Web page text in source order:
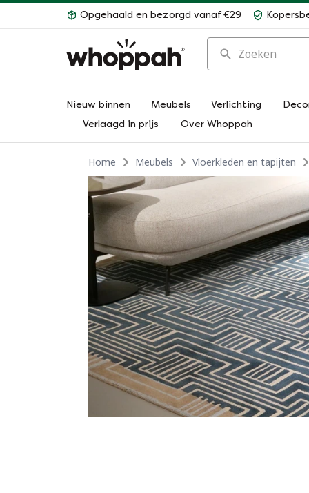
Opgehaald en bezorgd vanaf €29
Zoeken
Nieuw binnen Meubels Verlichting
Verlaagd in prijs
Over Whoppah
Home Meubels Vloerkleden en tapijten